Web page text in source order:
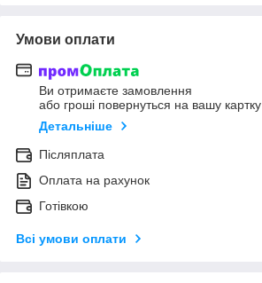
Умови оплати
Ви отримаєте замовлення
або гроші повернуться на вашу картку
Детальніше
Післяплата
Оплата на рахунок
Готівкою
Всі умови оплати